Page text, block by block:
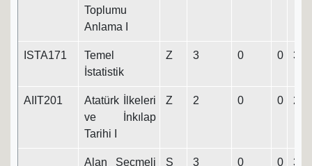
Toplumu
Anlama I
ISTA171
Temel
İstatistik
Z 3 0 0 3
AIIT201
Atatürk İlkeleri
ve İnkılap
Tarihi I
Z 2 0 0 2
Alan Seçmeli S 3 0 0 3